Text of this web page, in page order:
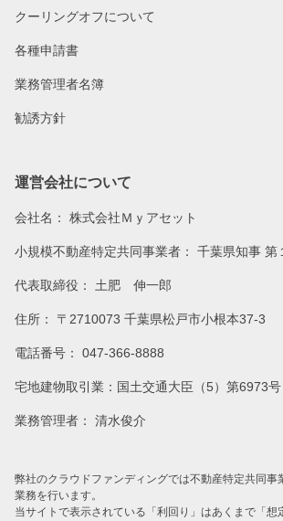
クーリングオフについて
各種申請書
業務管理者名簿
勧誘方針
運営会社について
会社名： 株式会社Ｍｙアセット
小規模不動産特定共同事業者： 千葉県知事 第
代表取締役： 土肥 伸一郎
住所： 〒2710073 千葉県松戸市小根本37-3
電話番号： 047-366-8888
宅地建物取引業：国土交通大臣（5）第6973号
業務管理者： 清水俊介
弊社のクラウドファンディングでは不動産特定共同事
業務を行います。
当サイトで表示されている「利回り」はあくまで「想